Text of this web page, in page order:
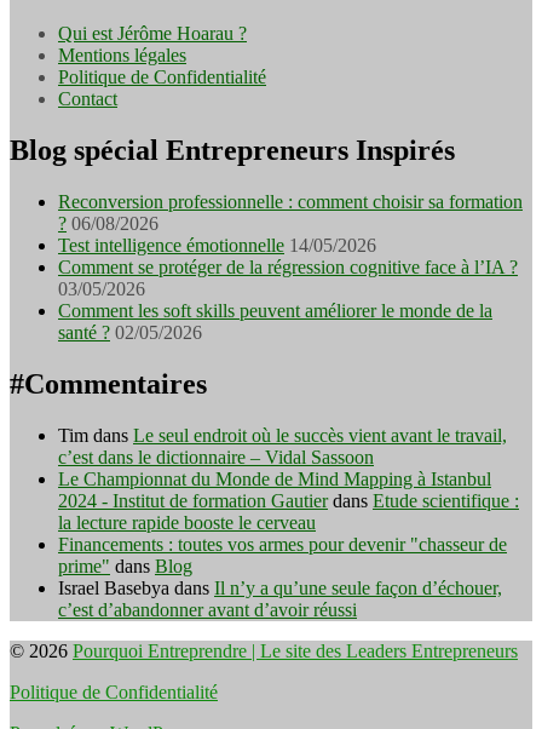
Qui est Jérôme Hoarau ?
Mentions légales
Politique de Confidentialité
Contact
Blog spécial Entrepreneurs Inspirés
Reconversion professionnelle : comment choisir sa formation
? 06/08/2026
Test intelligence émotionnelle 14/05/2026
Comment se protéger de la régression cognitive face à l’IA ?
03/05/2026
Comment les soft skills peuvent améliorer le monde de la
santé ? 02/05/2026
#Commentaires
Tim dans Le seul endroit où le succès vient avant le travail,
c’est dans le dictionnaire – Vidal Sassoon
Le Championnat du Monde de Mind Mapping à Istanbul
2024 - Institut de formation Gautierdans Etude scientifique :
la lecture rapide booste le cerveau
Financements : toutes vos armes pour devenir "chasseur de
prime" dans Blog
Israel Basebya dans Il n’y a qu’une seule façon d’échouer,
c’est d’abandonner avant d’avoir réussi
© 2026 Pourquoi Entreprendre | Le site des Leaders Entrepreneurs
Politique de Confidentialité